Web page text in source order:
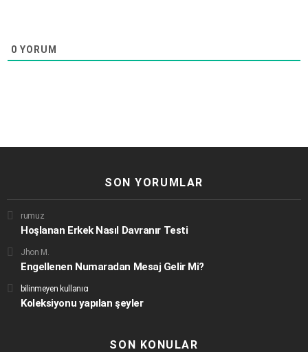
0 YORUM
SON YORUMLAR
rumuz
Hoşlanan Erkek Nasıl Davranır Testi
Jhon M.
Engellenen Numaradan Mesaj Gelir Mi?
bilinmeyen kullanıcı
Koleksiyonu yapılan şeyler
SON KONULAR